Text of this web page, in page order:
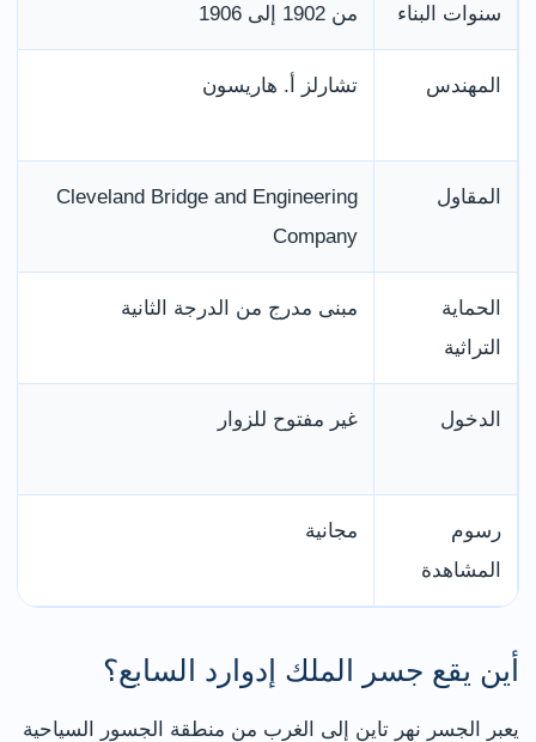
سنوات البناء من 1902 إلى 1906
المهندس تشارلز أ. هاريسون
المقاول
Cleveland Bridge and Engineering
Company
الحماية
التراثية
مبنى مدرج من الدرجة الثانية
الدخول غير مفتوح للزوار
رسوم
المشاهدة
مجانية
أين يقع جسر الملك إدوارد السابع؟
يعبر الجسر نهر تاين إلى الغرب من منطقة الجسور السياحية